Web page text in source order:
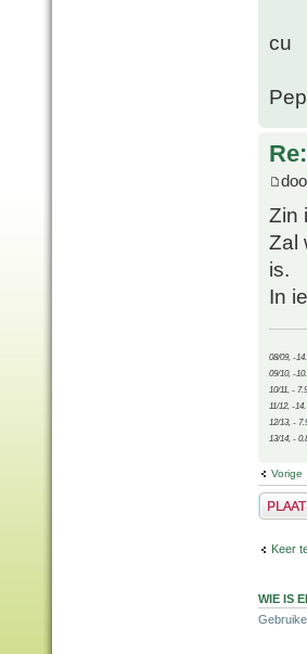
cu
Zin
Zal
is.
In
08/09, -
09/10, -
10/11, -
11/12, -
12/13, -
13/14, -
Vorige
Plaats
Keer
WIE IS